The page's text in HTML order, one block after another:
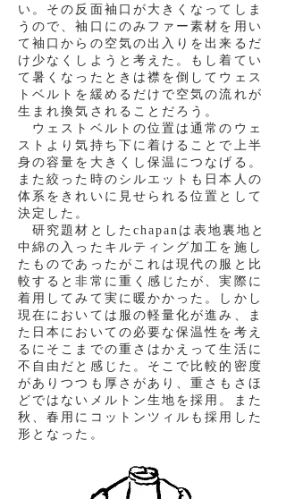
い。その反面袖口が大きくなってしま
うので、袖口にのみファー素材を用い
て袖口からの空気の出入りを出来るだ
け少なくしようと考えた。もし着てい
て暑くなったときは襟を倒してウェス
トベルトを緩めるだけで空気の流れが
生まれ換気されることだろう。
ウェストベルトの位置は通常のウェ
ストより気持ち下に着けることで上半
身の容量を大きくし保温につなげる。
また絞った時のシルエットも日本人の
体系をきれいに見せられる位置として
決定した。
研究題材としたchapanは表地裏地と
中綿の入ったキルティング加工を施し
たものであったがこれは現代の服と比
較すると非常に重く感じたが、実際に
着用してみて実に暖かかった。しかし
現在においては服の軽量化が進み、ま
た日本においての必要な保温性を考え
るにそこまでの重さはかえって生活に
不自由だと感じた。そこで比較的密度
がありつつも厚さがあり、重さもさほ
どではないメルトン生地を採用。また
秋、春用にコットンツィルも採用した
形となった。